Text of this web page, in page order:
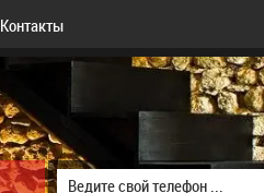
Контакты